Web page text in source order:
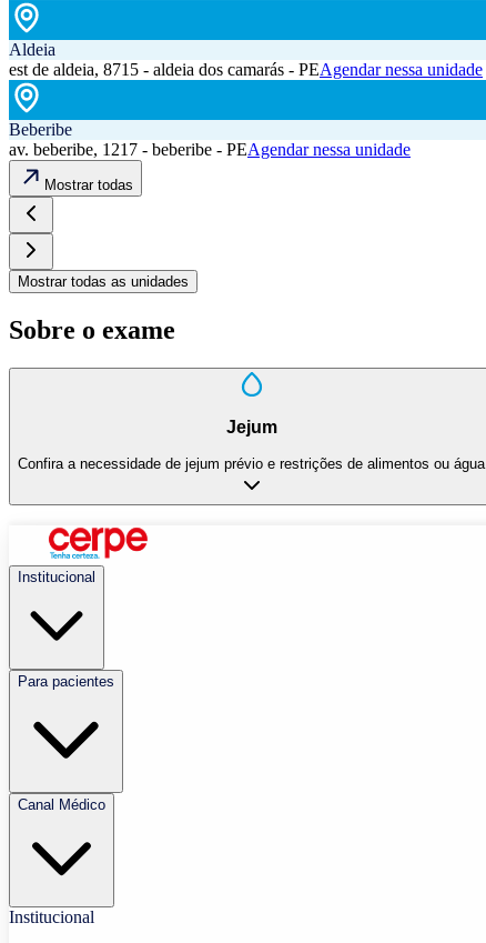
Aldeia
est de aldeia, 8715 - aldeia dos camarás - PEAgendar nessa unidade
Beberibe
av. beberibe, 1217 - beberibe - PEAgendar nessa unidade
Mostrar todas
Mostrar todas as unidades
Sobre o exame
Jejum
Confira a necessidade de jejum prévio e restrições de alimentos ou água
Institucional
Para pacientes
Canal Médico
Institucional